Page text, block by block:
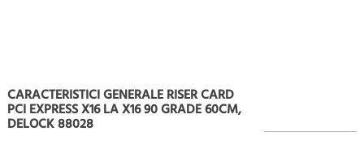
CARACTERISTICI GENERALE RISER CARD
PCI EXPRESS X16 LA X16 90 GRADE 60CM,
DELOCK 88028